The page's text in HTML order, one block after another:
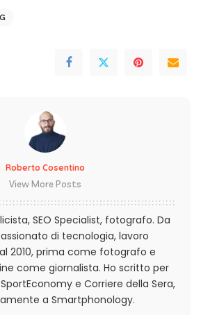
Roberto Cosentino
View More Posts
SEO Specialist, fotografo. Da
di tecnologia, lavoro
2010, prima come fotografo e
come giornalista. Ho scritto per
e Corriere della Sera,
a Smartphonology.